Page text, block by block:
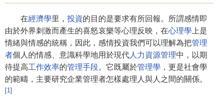
在經濟學里， 投資的目的是要求有所回報。所謂感情即
由於外界刺激而產生的喜怒哀樂等心理反映，在心理學 上是
情緒與情感的統稱，因此，感情投資我們可以理解為把管理
者個人的情感、意識科學地用於現代人力資源管理中，以期
待提高工作效率的管理手段。它既屬於管理學 ，更是社會學
的範疇，主要研究企業管理者怎樣處理人與人之間的關係。
[1]